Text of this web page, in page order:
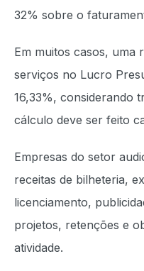
32% sobre o
Em muitos casos, uma
serviços no Lucro
16,33%, considerando
cálculo deve ser feito
Empresas do setor
receitas de bilheteria,
licenciamento,
projetos, retenções e
atividade.